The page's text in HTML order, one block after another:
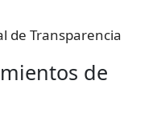
de Transparencia
de